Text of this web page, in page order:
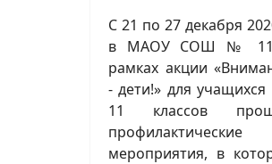
С 21 по 27 декабря
в МАОУ СОШ №
рамках акции
- дети!» для учащихся
11 классов
профилактические
мероприятия, в